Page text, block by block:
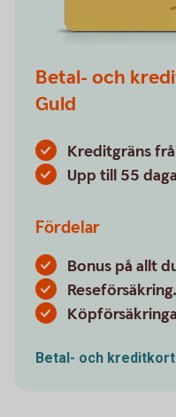
Betal- och
Guld
Kreditgräns
Upp till 55
Fördelar
Bonus på allt
Reseförsäkring.
Betal- och